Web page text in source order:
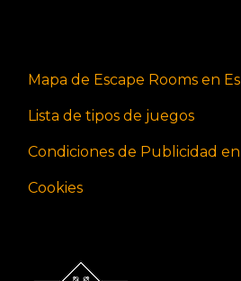
Mapa de Escape Rooms en
Lista de tipos de juegos
Condiciones de Publicidad en
Cookies